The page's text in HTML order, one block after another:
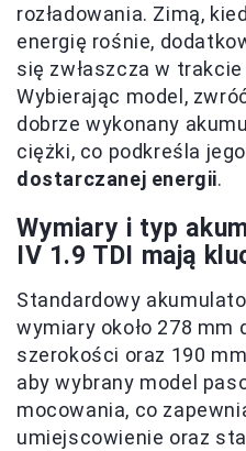
rozładowania. Zimą,
energię rośnie,
się zwłaszcza w
Wybierając model,
dobrze wykonany
ciężki, co podkreśla jego
dostarczanej energii.
Wymiary i typ
IV 1.9 TDI mają
Standardowy
wymiary około 278 mm
szerokości oraz 190
aby wybrany model
mocowania, co
umiejscowienie oraz